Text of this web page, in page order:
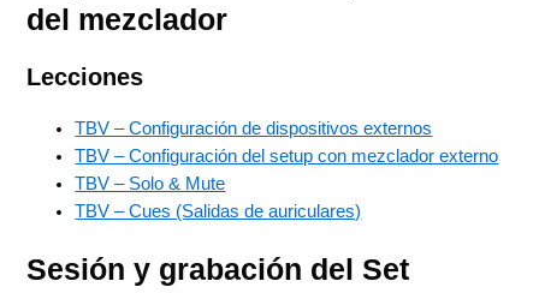
del mezclador
Lecciones
TBV – Configuración de dispositivos externos
TBV – Configuración del setup con mezclador externo
TBV – Solo & Mute
TBV – Cues (Salidas de auriculares)
Sesión y grabación del Set